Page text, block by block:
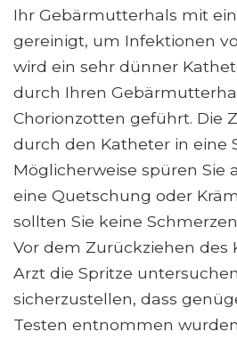
Ihr Gebärmutterhals mit
gereinigt, um Infektionen
wird ein sehr dünner
durch Ihren
Chorionzotten geführt. Die
durch den Katheter in eine
Möglicherweise spüren Sie
eine Quetschung oder
sollten Sie keine
Vor dem Zurückziehen des
Arzt die Spritze
sicherzustellen, dass
Testen entnommen